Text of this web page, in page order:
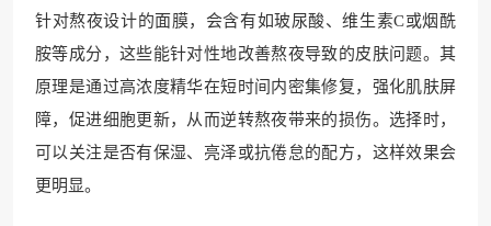
针对熬夜设计的面膜，会含有如玻尿酸、维生素C或烟酰
胺等成分，这些能针对性地改善熬夜导致的皮肤问题。其
原理是通过高浓度精华在短时间内密集修复，强化肌肤屏
障，促进细胞更新，从而逆转熬夜带来的损伤。选择时，
可以关注是否有保湿、亮泽或抗倦怠的配方，这样效果会
更明显。